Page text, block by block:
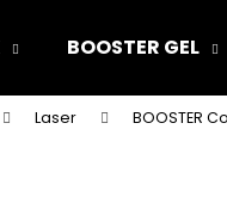
BOOSTER GEL
Laser BOOSTER
Co